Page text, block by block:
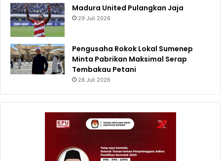
Madura United Pulangkan Jaja
29 Juli 2026
Pengusaha Rokok Lokal Sumenep
Minta Pabrikan Maksimal Serap
Tembakau Petani
28 Juli 2026